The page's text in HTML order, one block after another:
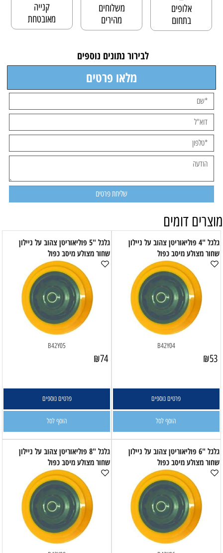
אלופים
בתחום
משלוחים
מהירים
קנייה
מאובטחת
לבירור נתונים נוספים
מלאו פרטים
מוצרים דומים
גלגל "4 פוליאוריטן צהוב על ניילון
שחור מצולע מיסב כפול
B42Y04
₪53
פרטים נוספים
הוסף לסל
גלגל "5 פוליאוריטן צהוב על ניילון
שחור מצולע מיסב כפול
B42Y05
₪74
פרטים נוספים
הוסף לסל
גלגל "6 פוליאוריטן צהוב על ניילון
שחור מצולע מיסב כפול
גלגל "8 פוליאוריטן צהוב על ניילון
שחור מצולע מיסב כפול